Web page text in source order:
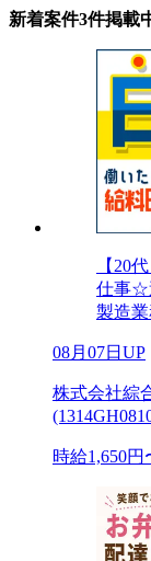
新着案件3件掲載
【20
仕事☆
製造
08月07日UP
株式会社綜
時給1,650円